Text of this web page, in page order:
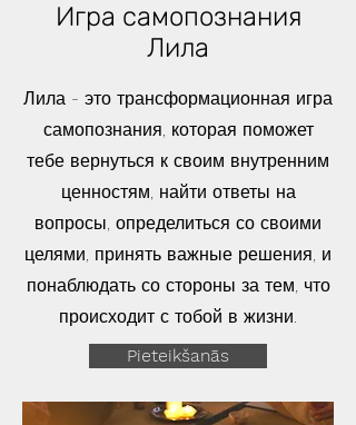
Игра самопознания
Лила
Лила - это трансформационная игра
самопознания, которая поможет
тебе вернуться к своим внутренним
ценностям, найти ответы на
вопросы, определиться со своими
целями, принять важные решения, и
понаблюдать со стороны за тем, что
происходит с тобой в жизни.
Pieteikšanās